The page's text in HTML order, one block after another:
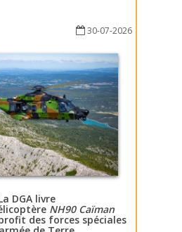
30-07-2026
DGA livre
NH90 Caïman
des forces spéciales